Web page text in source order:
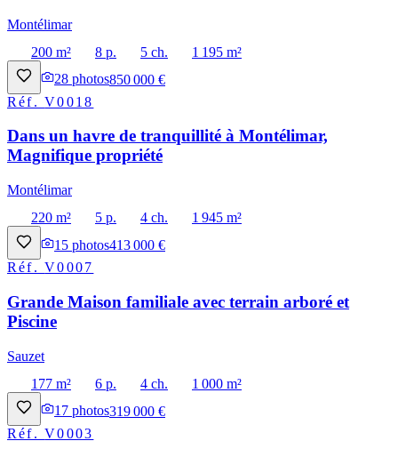
Montélimar
200 m²
8 p. 5 ch.
1 195 m²
28 photos850 000 €
Réf.V0018
Dans un havre de tranquillité à Montélimar,
Magnifique propriété
Montélimar
220 m²
5 p. 4 ch.
1 945 m²
15 photos413 000 €
Réf.V0007
Grande Maison familiale avec terrain arboré et
Piscine
Sauzet
177 m²
6 p. 4 ch.
1 000 m²
17 photos319 000 €
Réf.V0003